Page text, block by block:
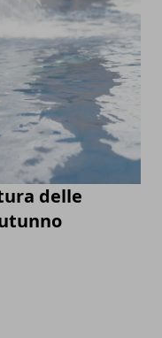
delle